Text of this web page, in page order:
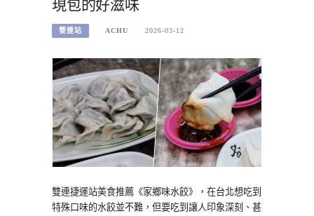
現包的好滋味
雙連站 ACHU 2026-03-12
雙連捷運站美食推薦《家鄉味水餃》，在台北想吃到
特殊口味的水餃並不難，但要吃到讓人印象深刻、甚